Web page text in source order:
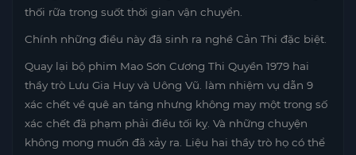
thối rữa trong suốt thời gian vận chuyển.
Chính những điều này đã sinh ra nghề Cản Thi đặc biệt.
Quay lại bộ phim Mao Sơn Cương Thi Quyền 1979 hai
thầy trò Lưu Gia Huy và Uông Vũ. làm nhiệm vụ dẫn 9
xác chết về quê an táng nhưng không may một trong số
xác chết đã phạm phải điều tối kỵ. Và những chuyện
không mong muốn đã xảy ra. Liệu hai thầy trò họ có thể